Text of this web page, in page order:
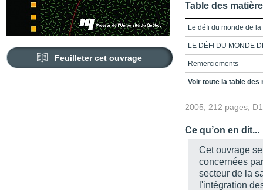
Feuilleter cet ouvrage
Table des
Le défi du monde de la
LE DÉFI DU MONDE
Remerciements
Avant-propos
Chapitre 2_Ces
Chapitre 3_Les
Chapitre 4_L'alliance
Voir toute la table des
2005, 212 pages,
Ce qu’on en dit...
Cet ouvrage
concernées
secteur de la
l'intégration